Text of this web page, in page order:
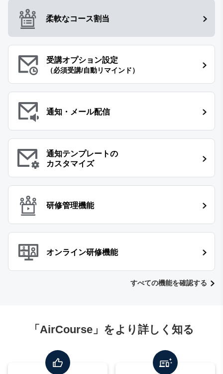
柔軟なコース割当
受講オプション設定
（必須受講/自動リマインド）
通知・メール配信
通知テンプレートの
カスタマイズ
研修管理機能
オンライン研修機能
すべての機能を確認する
「AirCourse」をより詳しく知る